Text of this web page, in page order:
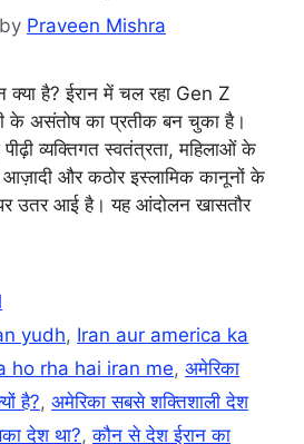
by Praveen Mishra
है? ईरान में चल रहा Gen Z
के असंतोष का प्रतीक बन चुका है।
व्यक्तिगत स्वतंत्रता, महिलाओं के
आज़ादी और कठोर इस्लामिक कानूनों के
उतर आई है। यह आंदोलन खासतौर
yudh, Iran aur america ka
ho rha hai iran me, अमेरिका
है?, अमेरिका सबसे शक्तिशाली देश
देश था?,कौन से देश ईरान का